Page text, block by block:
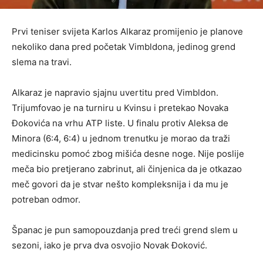
Prvi teniser svijeta Karlos Alkaraz promijenio je planove
nekoliko dana pred početak Vimbldona, jedinog grend
slema na travi.
Alkaraz je napravio sjajnu uvertitu pred Vimbldon.
Trijumfovao je na turniru u Kvinsu i pretekao Novaka
Đokovića na vrhu ATP liste. U finalu protiv Aleksa de
Minora (6:4, 6:4) u jednom trenutku je morao da traži
medicinsku pomoć zbog mišića desne noge. Nije poslije
meča bio pretjerano zabrinut, ali činjenica da je otkazao
meč govori da je stvar nešto kompleksnija i da mu je
potreban odmor.
Španac je pun samopouzdanja pred treći grend slem u
sezoni, iako je prva dva osvojio Novak Đoković.